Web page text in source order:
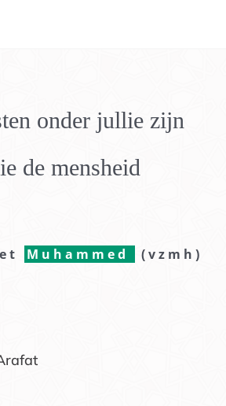
onder jullie zijn
de mensheid
Muhammed (vzmh)